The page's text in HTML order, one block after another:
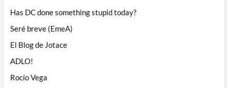
Has DC done something stupid today?
Seré breve (EmeA)
El Blog de Jotace
ADLO!
Rocío Vega